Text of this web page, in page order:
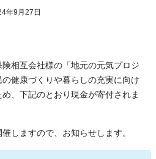
年9月27日
相互会社様の「地元の元気プロジ
健康づくりや暮らしの充実に向け
、下記のとおり現金が寄付されま
しますので、お知らせします。